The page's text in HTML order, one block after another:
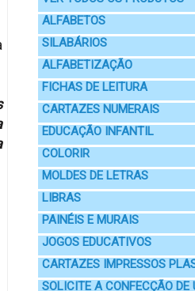
ALFABETOS
SILABÁRIOS
ALFABETIZAÇÃO
FICHAS DE LEITURA
CARTAZES NUMERAIS
EDUCAÇÃO INFANTIL
COLORIR
MOLDES DE LETRAS
LIBRAS
PAINÉIS E MURAIS
JOGOS EDUCATIVOS
CARTAZES IMPRESSOS
SOLICITE A CONFECÇÃO DE